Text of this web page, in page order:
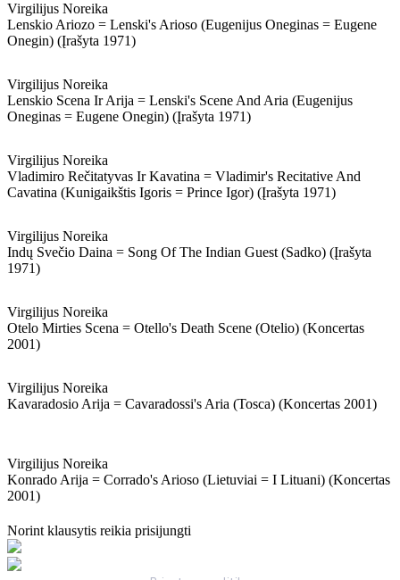
Virgilijus Noreika
Lenskio Ariozo = Lenski's Arioso (eugenijus Oneginas = Eugene
Onegin) (įrašyta 1971)
Virgilijus Noreika
Lenskio Scena Ir Arija = Lenski's Scene And Aria (eugenijus
Oneginas = Eugene Onegin) (įrašyta 1971)
Virgilijus Noreika
Vladimiro Rečitatyvas Ir Kavatina = Vladimir's Recitative And
Cavatina (kunigaikštis Igoris = Prince Igor) (įrašyta 1971)
Virgilijus Noreika
Indų Svečio Daina = Song Of The Indian Guest (sadko) (įrašyta
1971)
Virgilijus Noreika
Otelo Mirties Scena = Otello's Death Scene (otelio) (koncertas
2001)
Virgilijus Noreika
Kavaradosio Arija = Cavaradossi's Aria (tosca) (koncertas 2001)
Virgilijus Noreika
Konrado Arija = Corrado's Arioso (lietuviai = I Lituani) (koncertas
2001)
Norint klausytis reikia prisijungti